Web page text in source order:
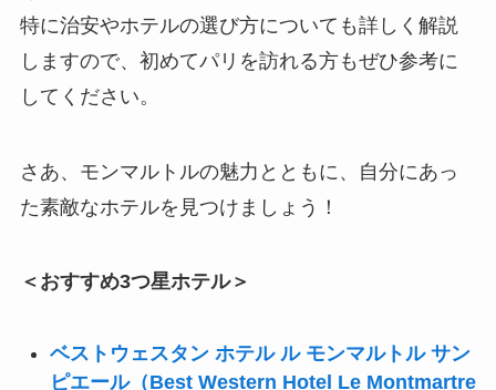
特に治安やホテルの選び方についても詳しく解説
しますので、初めてパリを訪れる方もぜひ参考に
してください。
さあ、モンマルトルの魅力とともに、自分にあっ
た素敵なホテルを見つけましょう！
＜おすすめ3つ星ホテル＞
ベストウェスタン ホテル ル モンマルトル サン
ピエール（Best Western Hotel Le Montmartre